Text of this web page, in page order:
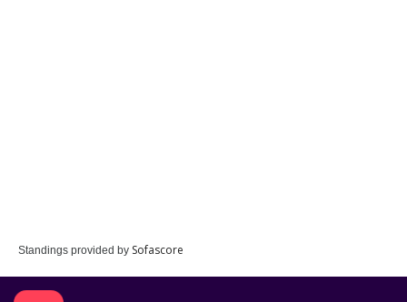
Standings provided by Sofascore